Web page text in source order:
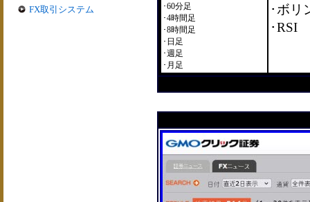
FX取引システム
･60分足
･4時間足
･8時間足
･日足
･週足
･月足
･ボリ
･RSI